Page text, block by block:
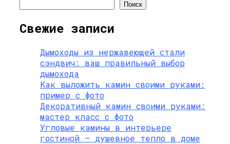
Поиск
Свежие записи
Дымоходы из нержавеющей стали
сэндвич: ваш правильный выбор
дымохода
Как выложить камин своими руками:
пример с фото
Декоративный камин своими руками:
мастер класс с фото
Угловые камины в интерьере
гостиной – душевное тепло в доме